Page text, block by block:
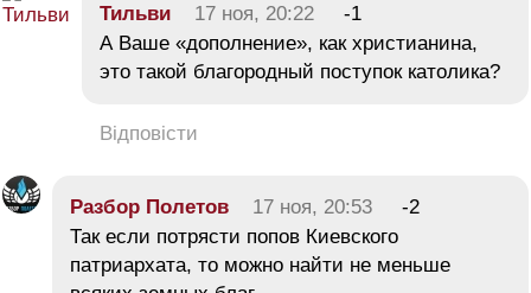
Тильви 17 ноя, 20:22
-1
А Ваше «дополнение», как христианина,
это такой благородный поступок католика?
Відповісти
Разбор Полетов 17 ноя, 20:53
-2
Так если потрясти попов Киевского
патриархата, то можно найти не меньше